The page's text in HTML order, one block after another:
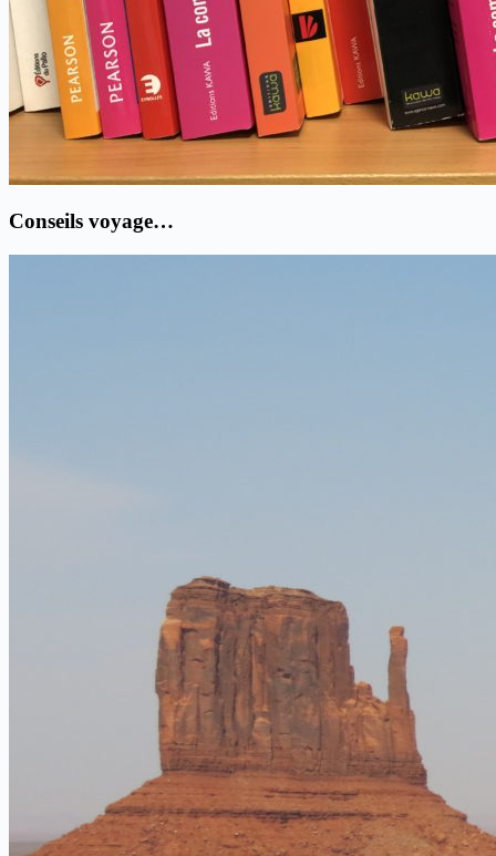
Conseils voyage…